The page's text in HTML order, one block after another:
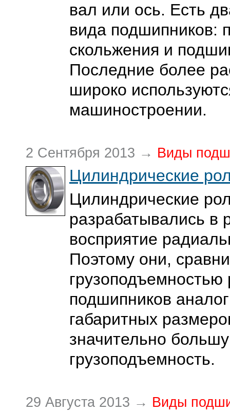
вал или ось. Есть
вида подшипников:
скольжения и
Последние более
широко
машиностроении.
2 Сентября 2013 → Виды
Цилиндрические
Цилиндрические
разрабатывались в
восприятие
Поэтому они,
подшипников
габаритных
значительно
грузоподъемность.
29 Августа 2013 → Виды